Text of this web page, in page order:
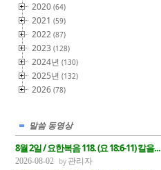
2020(64)
2021(59)
2022(87)
2023(128)
2024년(130)
2025년(132)
2026(78)
말씀 동영상
8월 2일 / 요한복음 118. (요 18:6-11) 칼을...
2026-08-02 관리자